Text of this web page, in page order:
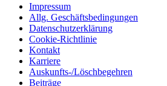
Impressum
Allg. Geschäftsbedingungen
Datenschutzerklärung
Cookie-Richtlinie
Kontakt
Karriere
Auskunfts-/Löschbegehren
Beiträge